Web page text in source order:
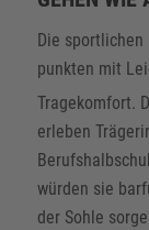
Die
punkten mit
Tragekomfort.
erleben
würden sie
der Sohle